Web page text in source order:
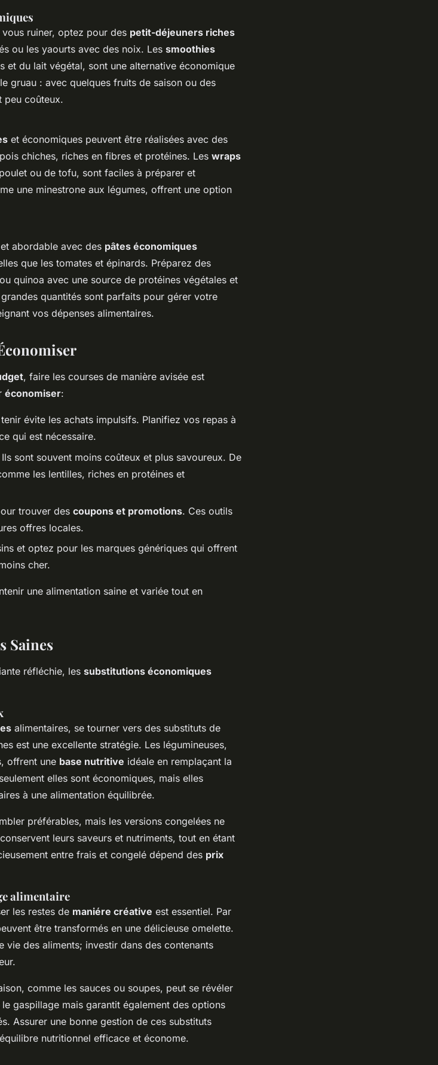
ruiner, optez pour des petit-déjeuners riches
ou les yaourts avec des noix. Les smoothies
et du lait végétal, sont une alternative économique
gruau : avec quelques fruits de saison ou des
peu coûteux.
et économiques peuvent être réalisées avec des
chiches, riches en fibres et protéines. Les wraps
ou de tofu, sont faciles à préparer et
une minestrone aux légumes, offrent une option
abordable avec des pâtes économiques
que les tomates et épinards. Préparez des
quinoa avec une source de protéines végétales et
quantités sont parfaits pour gérer votre
vos dépenses alimentaires.
, faire les courses de manière avisée est
économiser:
tenir évite les achats impulsifs. Planifiez vos repas à
qui est nécessaire.
Ils sont souvent moins coûteux et plus savoureux. De
les lentilles, riches en protéines et
trouver des coupons et promotions. Ces outils
offres locales.
et optez pour les marques génériques qui offrent
cher.
une alimentation saine et variée tout en
Saines
réfléchie, les substitutions économiques
alimentaires, se tourner vers des substituts de
est une excellente stratégie. Les légumineuses,
offrent une base nutritive idéale en remplaçant la
elles sont économiques, mais elles
à une alimentation équilibrée.
préférables, mais les versions congelées ne
leurs saveurs et nutriments, tout en étant
entre frais et congelé dépend des prix
alimentaire
les restes de maniére créative est essentiel. Par
être transformés en une délicieuse omelette.
des aliments; investir dans des contenants
comme les sauces ou soupes, peut se révéler
gaspillage mais garantit également des options
Assurer une bonne gestion de ces substituts
nutritionnel efficace et économe.